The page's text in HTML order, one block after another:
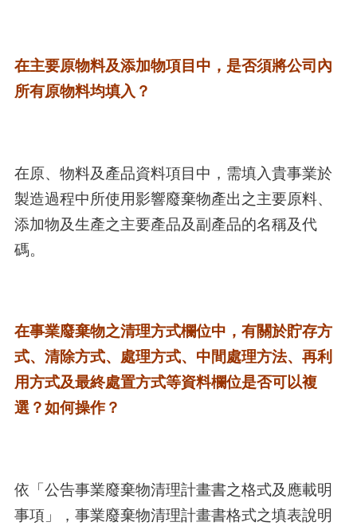
在主要原物料及添加物項目中，是否須將公司內
所有原物料均填入？
在原、物料及產品資料項目中，需填入貴事業於
製造過程中所使用影響廢棄物產出之主要原料、
添加物及生產之主要產品及副產品的名稱及代
碼。
在事業廢棄物之清理方式欄位中，有關於貯存方
式、清除方式、處理方式、中間處理方法、再利
用方式及最終處置方式等資料欄位是否可以複
選？如何操作？
依「公告事業廢棄物清理計畫書之格式及應載明
事項」，事業廢棄物清理計畫書格式之填表說明